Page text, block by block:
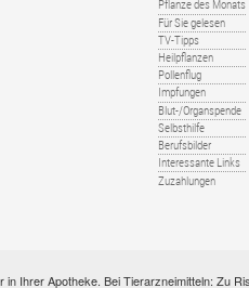
Pflanze des Monats
Für Sie gelesen
TV-Tipps
Heilpflanzen
Pollenflug
Impfungen
Blut-/Organspende
Selbsthilfe
Berufsbilder
Interessante Links
Zuzahlungen
Ihrer Apotheke. Bei Tierarzneimitteln: Zu